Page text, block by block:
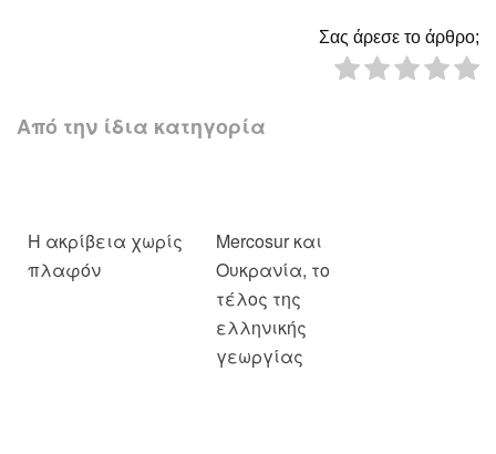
Σας άρεσε το άρθρο;
Από την ίδια κατηγορία
Η ακρίβεια χωρίς
πλαφόν
Mercosur και
Ουκρανία, το
τέλος της
ελληνικής
γεωργίας